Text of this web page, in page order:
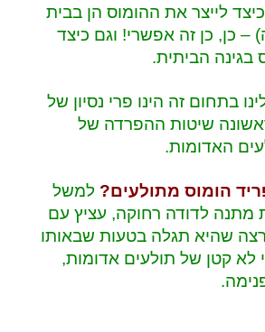
לייצר את ההומוס הן בבית
– כן, כן זה אפשרי! וגם כיצד
בגינה הביתית.
בתחום זה הינו פרי נסיון של
שיטות ההפרדה של
האדומות.
הומוס מתולעים? למשל
מתנה לדודה רחוקה, עציץ עם
שהיא תגלה בטעות שבאותו
לא קטן של תולעים אדומות,